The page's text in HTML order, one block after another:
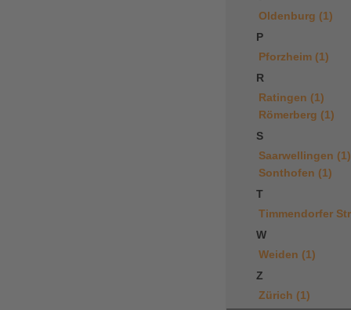
Oldenburg (1)
P
Pforzheim (1)
R
Ratingen (1)
Römerberg (1)
S
Saarwellingen (1)
Sonthofen (1)
T
Timmendorfer
W
Weiden (1)
Z
Zürich (1)